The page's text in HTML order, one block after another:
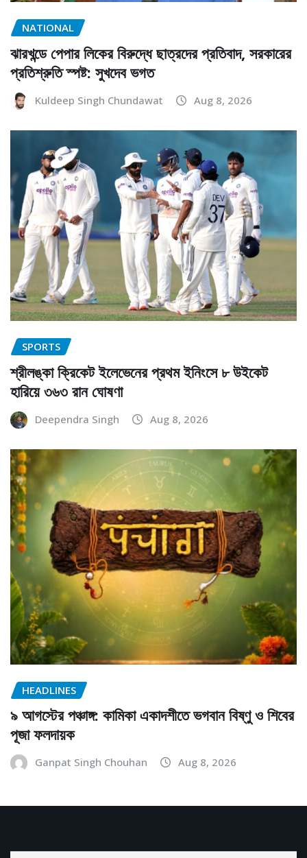
NATIONAL
ঝারখন্ডে পেপার লিকের বিরুদ্ধে ছাত্রদের প্রতিবাদ, সরকারের
প্রতিশ্রুতি স্পষ্ট: সুখদেব ভগত
Kuldeep Singh Chundawat Aug 8, 2026
SPORTS
শ্রীলঙ্কা ক্রিকেট ইলেভেনের প্রথম ইনিংসে ৮ উইকেট
হারিয়ে ৩৬৩ রান ঘোষণা
Deependra Singh Aug 8, 2026
HEADLINES
৯ আগস্টের পঞ্চাঙ্গ: কামিকা একাদশীতে ভগবান বিষ্ণু ও শিবের
পূজা ফলদায়ক
Ganpat Singh Chouhan Aug 8, 2026